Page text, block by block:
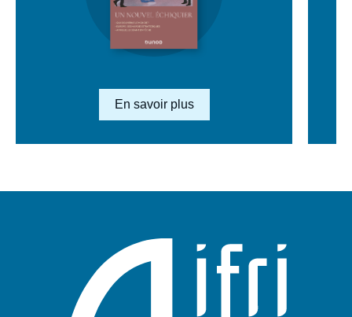
savoir
Lien en savoir plus
En savoir plus